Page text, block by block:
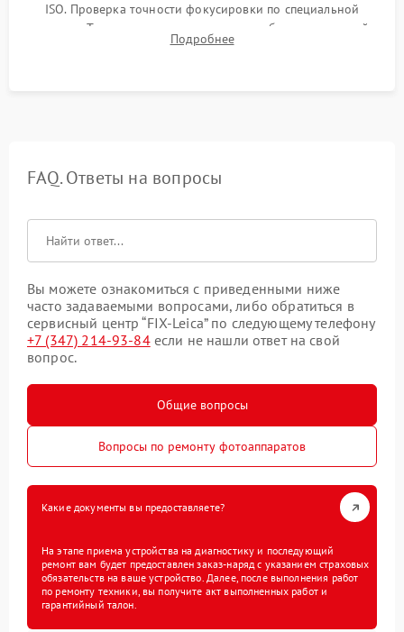
ISO. Проверка точности фокусировки по специальной
мишени. Тест записи на карту памяти, работы встроенной
вспышки, микрофона и всех кнопок управления.
Подробнее
FAQ. Ответы на вопросы
Вы можете ознакомиться с приведенными ниже
часто задаваемыми вопросами, либо обратиться в
сервисный центр “FIX-Leica” по следующему телефону
+7 (347) 214-93-84если не нашли ответ на свой
вопрос.
Общие вопросы
Вопросы по ремонту фотоаппаратов
Какие документы вы предоставляете?
На этапе приема устройства на диагностику и последующий
ремонт вам будет предоставлен заказ-наряд с указанием страховых
обязательств на ваше устройство. Далее, после выполнения работ
по ремонту техники, вы получите акт выполненных работ и
гарантийный талон.